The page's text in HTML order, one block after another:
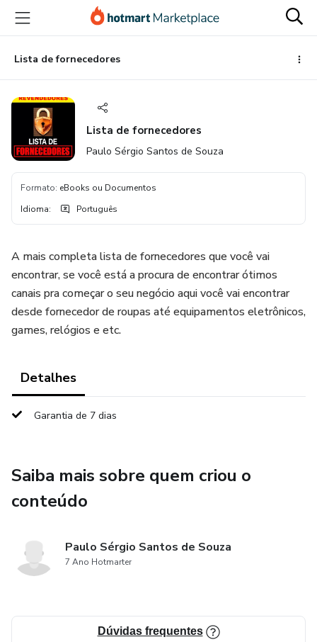
para
conteúdo
principal
para
pagamento
para
rodapé
Lista de fornecedores
Lista de fornecedores
Paulo Sérgio Santos de Souza
Formato: eBooks ou Documentos
Idioma: Português
A mais completa lista de fornecedores que você vai
encontrar, se você está a procura de encontrar ótimos
canais pra começar o seu negócio aqui você vai encontrar
desde fornecedor de roupas até equipamentos eletrônicos,
games, relógios e etc.
Detalhes
Garantia de 7 dias
Saiba mais sobre quem criou o
conteúdo
Paulo Sérgio Santos de Souza
7 Ano Hotmarter
Dúvidas frequentes